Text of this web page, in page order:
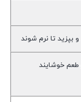
بپزید تا نرم شوند
طعم خوشایند